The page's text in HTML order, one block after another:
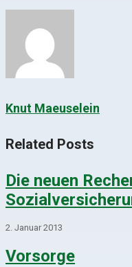
Knut Maeuselein
Related Posts
Die neuen
2. Januar 2013
Vorsorge